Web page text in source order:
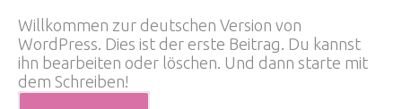
Willkommen zur deutschen Version von
WordPress. Dies ist der erste Beitrag. Du kannst
ihn bearbeiten oder löschen. Und dann starte mit
dem Schreiben!